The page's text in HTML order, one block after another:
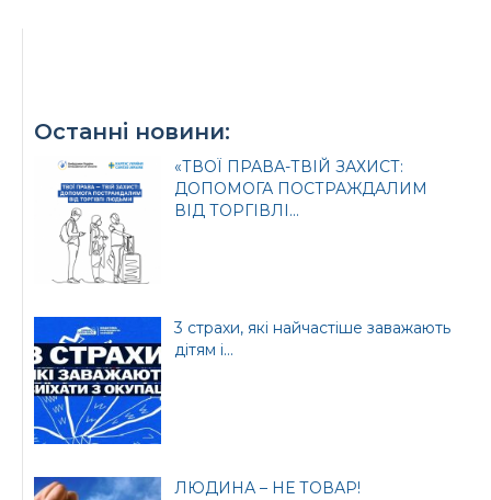
Останні новини:
«ТВОЇ ПРАВА-ТВІЙ ЗАХИСТ:
ДОПОМОГА ПОСТРАЖДАЛИМ
ВІД ТОРГІВЛІ...
3 страхи, які найчастіше заважають
дітям і...
ЛЮДИНА – НЕ ТОВАР!